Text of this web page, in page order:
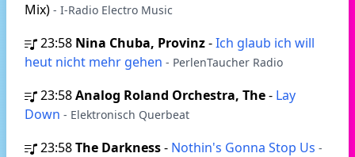
Mix) - I-Radio Electro Music
23:58 Nina Chuba, Provinz-Ich glaub ich will
heut nicht mehr gehen - PerlenTaucher Radio
23:58Analog Roland Orchestra, The- Lay
Down - Elektronisch Querbeat
23:58The Darkness- Nothin's Gonna Stop Us -